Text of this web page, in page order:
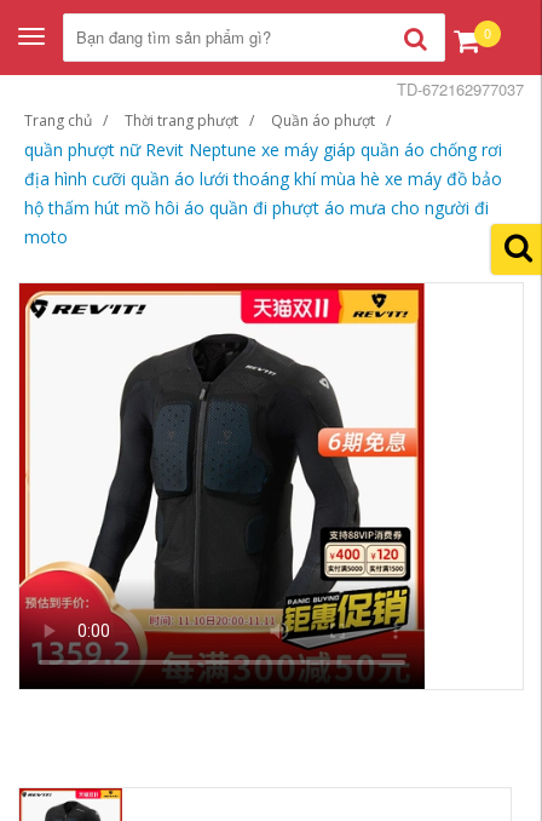
Toggle
navigation
0
Trang chủ Thời trang phượt Quần áo phượt
quần phượt nữ Revit Neptune xe máy giáp quần áo chống rơi
địa hình cưỡi quần áo lưới thoáng khí mùa hè xe máy đồ bảo
hộ thấm hút mồ hôi áo quần đi phượt áo mưa cho người đi
moto
TD-672162977037